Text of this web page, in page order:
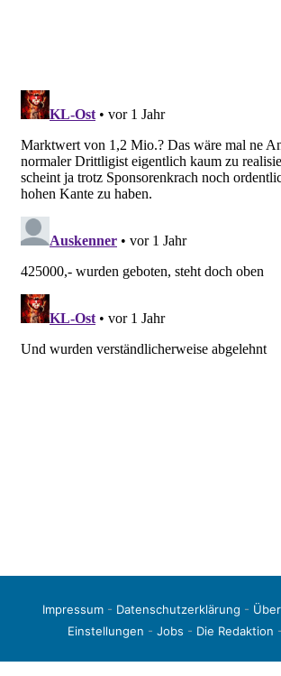
Impressum- Datenschutzerklärung -
Einstellungen - Jobs - Die Redaktion -